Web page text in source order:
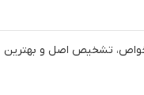
خواص، تشخیص اصل و بهترین